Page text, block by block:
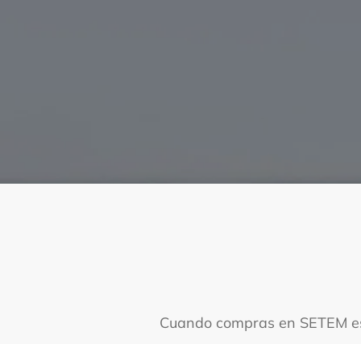
No habrá
No
Cuando compras en SETEM